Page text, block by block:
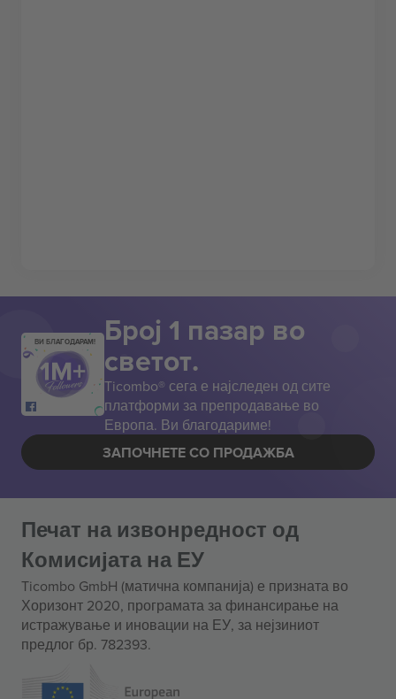
ВИ БЛАГОДАРАМ! Број 1 пазар во
светот.
Ticombo® сега е најследен од сите
платформи за препродавање во
Европа. Ви благодариме!
ЗАПОЧНЕТЕ СО ПРОДАЖБА
Печат на извонредност од
Комисијата на ЕУ
Ticombo GmbH (матична компанија) е призната во
Хоризонт 2020, програмата за финансирање на
истражување и иновации на ЕУ, за нејзиниот
предлог бр. 782393.